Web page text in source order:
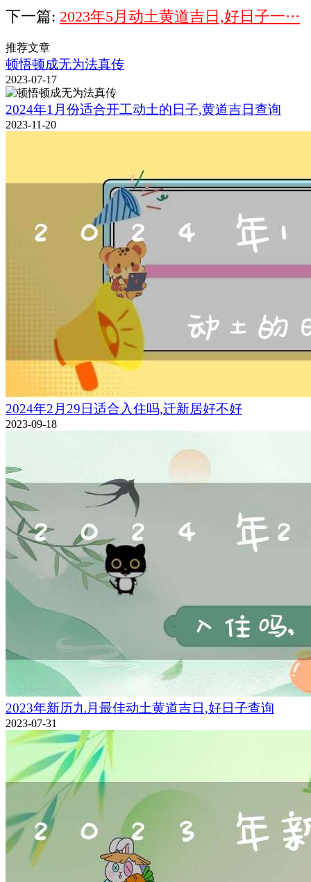
下一篇: 2023年5月动土黄道吉日,好日子一···
推荐文章
顿悟顿成无为法真传
2023-07-17
2024年1月份适合开工动土的日子,黄道吉日查询
2023-11-20
2024年2月29日适合入住吗,迁新居好不好
2023-09-18
2023年新历九月最佳动土黄道吉日,好日子查询
2023-07-31